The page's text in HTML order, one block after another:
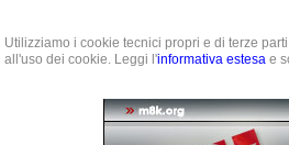
Utilizziamo i cookie tecnici propri e di terze
all'uso dei cookie. Leggi l'informativa estesa e